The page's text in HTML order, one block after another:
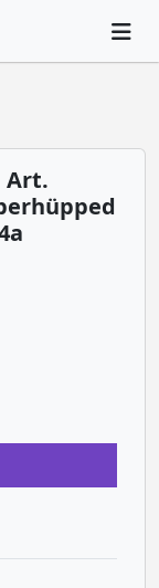
Art.